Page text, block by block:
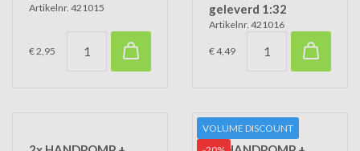
Artikelnr. 421015
€ 2,95
geleverd 1:32
Artikelnr. 421016
€ 4,49
VOLUME DISCOUNT